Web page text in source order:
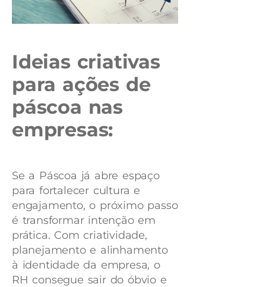
Ideias criativas
para ações de
páscoa nas
empresas:
Se a Páscoa já abre espaço
para fortalecer cultura e
engajamento, o próximo passo
é transformar intenção em
prática. Com criatividade,
planejamento e alinhamento
à identidade da empresa, o
RH consegue sair do óbvio e